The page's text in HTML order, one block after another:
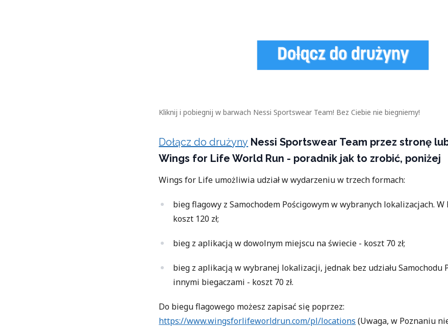
Kliknij i pobiegnij w barwach Nessi Sportswear Team! Bez Ciebie nie biegniemy!
Dołącz do drużyny Nessi Sportswear Team przez stronę
Wings for Life World Run - poradnik jak to zrobić, poniżej
Wings for Life umożliwia udział w wydarzeniu w trzech formach:
bieg flagowy z Samochodem Pościgowym w wybranych lokalizacjach. W
koszt 120 zł;
bieg z aplikacją w dowolnym miejscu na świecie - koszt 70 zł;
bieg z aplikacją w wybranej lokalizacji, jednak bez udziału Samochodu
innymi biegaczami - koszt 70 zł.
Do biegu flagowego możesz zapisać się poprzez:
https://www.wingsforlifeworldrun.com/pl/locations (Uwaga, w Poznaniu